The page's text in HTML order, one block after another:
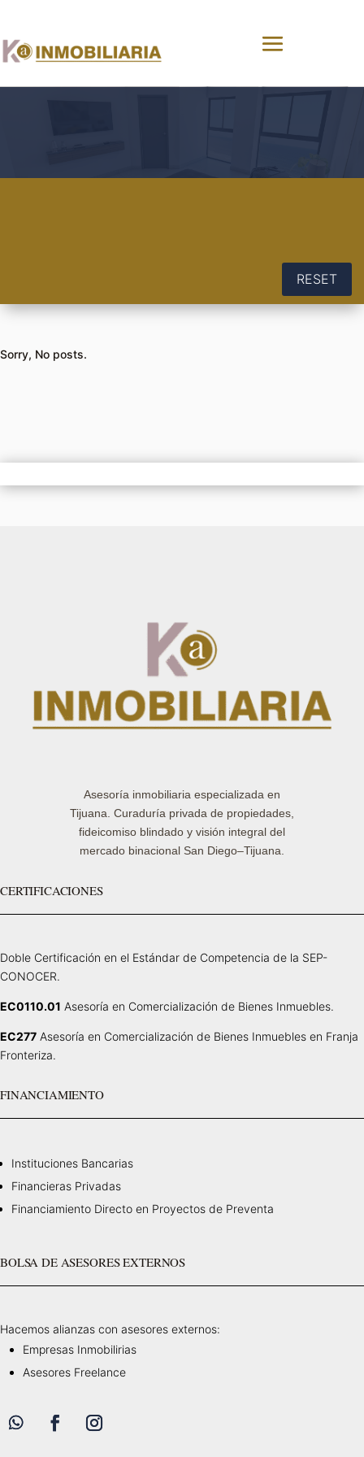
RESET
Sorry, No posts.
Asesoría inmobiliaria especializada en
Tijuana. Curaduría privada de propiedades,
fideicomiso blindado y visión integral del
mercado binacional San Diego–Tijuana.
CERTIFICACIONES
Doble Certificación en el Estándar de Competencia de la SEP-
CONOCER.
EC0110.01 Asesoría en Comercialización de Bienes Inmuebles.
EC277 Asesoría en Comercialización de Bienes Inmuebles en Franja
Fronteriza.
FINANCIAMIENTO
Instituciones Bancarias
Financieras Privadas
Financiamiento Directo en Proyectos de Preventa
BOLSA DE ASESORES EXTERNOS
Hacemos alianzas con asesores externos:
Empresas Inmobilirias
Asesores Freelance